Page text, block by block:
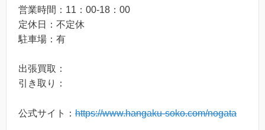
営業時間：11：00-18：00
定休日：不定休
駐車場：有
出張買取：
引き取り：
公式サイト： https://www.hangaku-soko.com/nogata